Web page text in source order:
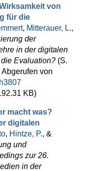
von
für die
, Mitterauer, L.,
der
in der digitalen
Evaluation? (S.
von
KB)
macht was?
digitalen
, Hintze, P., &
und
zur 26.
in der